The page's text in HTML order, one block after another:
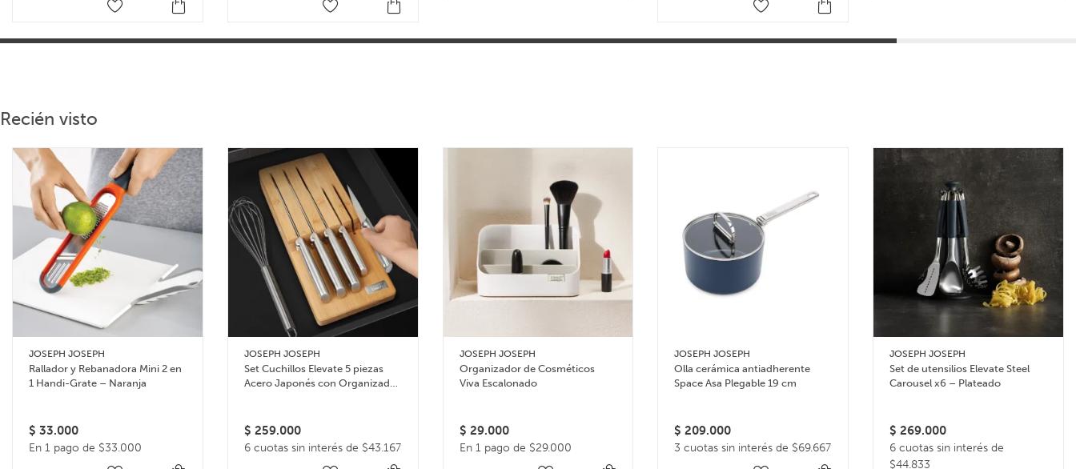
Recién visto
JOSEPH JOSEPH
Rallador y Rebanadora Mini 2 en
1 Handi-Grate – Naranja
$ 33.000
En 1 pago de $33.000
JOSEPH JOSEPH
Set Cuchillos Elevate 5 piezas
Acero Japonés con Organizador
$ 259.000
6 cuotas sin interés de $43.167
JOSEPH JOSEPH
Organizador de Cosméticos
Viva Escalonado
$ 29.000
En 1 pago de $29.000
JOSEPH JOSEPH
Olla cerámica antiadherente
Space Asa Plegable 19 cm
$ 209.000
3 cuotas sin interés de $69.667
JOSEPH JOSEPH
Set de utensilios Elevate Steel
Carousel x6 – Plateado
$ 269.000
6 cuotas sin interés de
$44.833